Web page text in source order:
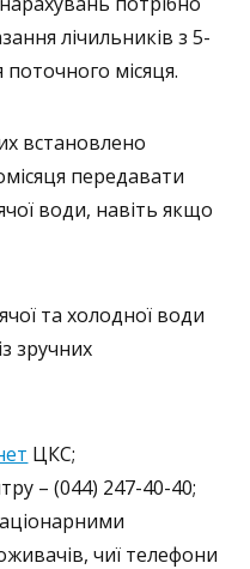
лічильників з 5-
місяця.
встановлено
передавати
води, навіть якщо
та холодної води
зручних
ЦКС;
– (044) 247-40-40;
чиї телефони